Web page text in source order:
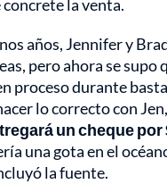
la venta.
años, Jennifer y
pero ahora se supo
proceso durante
lo correcto con Jen,
un cheque por
una gota en el
la fuente.